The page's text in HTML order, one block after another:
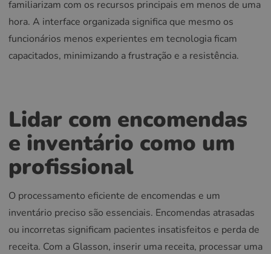
familiarizam com os recursos principais em menos de uma
hora. A interface organizada significa que mesmo os
funcionários menos experientes em tecnologia ficam
capacitados, minimizando a frustração e a resistência.
Lidar com encomendas
e inventário como um
profissional
O processamento eficiente de encomendas e um
inventário preciso são essenciais. Encomendas atrasadas
ou incorretas significam pacientes insatisfeitos e perda de
receita. Com a Glasson, inserir uma receita, processar uma